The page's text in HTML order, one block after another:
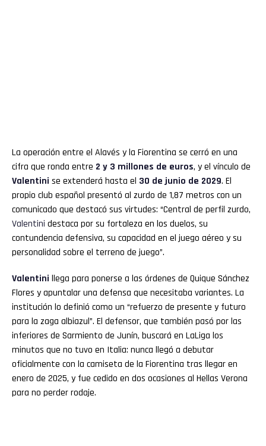
La operación entre el Alavés y la Fiorentina se cerró en una
cifra que ronda entre 2 y 3 millones de euros, y el vínculo de
Valentini se extenderá hasta el 30 de junio de 2029. El
propio club español presentó al zurdo de 1,87 metros con un
comunicado que destacó sus virtudes: “Central de perfil zurdo,
Valentini destaca por su fortaleza en los duelos, su
contundencia defensiva, su capacidad en el juego aéreo y su
personalidad sobre el terreno de juego”.
Valentini llega para ponerse a las órdenes de Quique Sánchez
Flores y apuntalar una defensa que necesitaba variantes. La
institución lo definió como un “refuerzo de presente y futuro
para la zaga albiazul”. El defensor, que también pasó por las
inferiores de Sarmiento de Junín, buscará en LaLiga los
minutos que no tuvo en Italia: nunca llegó a debutar
oficialmente con la camiseta de la Fiorentina tras llegar en
enero de 2025, y fue cedido en dos ocasiones al Hellas Verona
para no perder rodaje.